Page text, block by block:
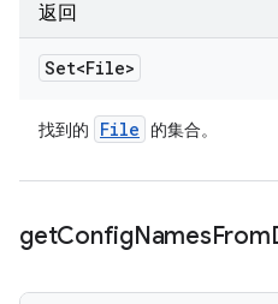
返回
Set<File>
找到的 File 的集合。
getConfigNamesFrom